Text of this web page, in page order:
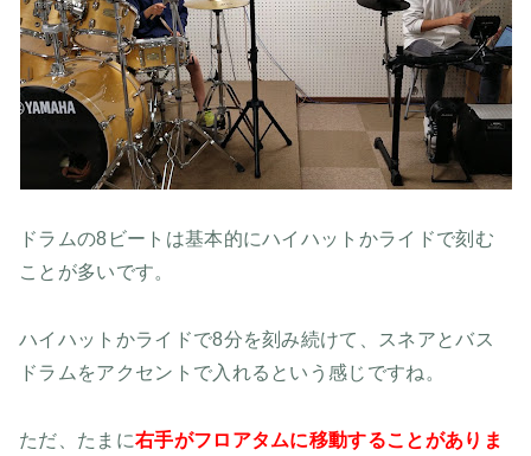
ドラムの8ビートは基本的にハイハットかライドで刻む
ことが多いです。
ハイハットかライドで8分を刻み続けて、スネアとバス
ドラムをアクセントで入れるという感じですね。
ただ、たまに右手がフロアタムに移動することがありま